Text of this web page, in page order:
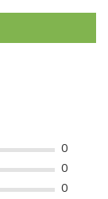
0
0
0